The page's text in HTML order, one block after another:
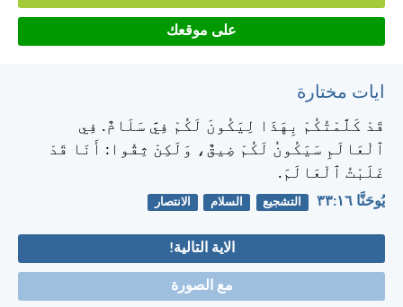
على موقعك
ايات مختارة
قَدْ كَلَّمْتُكُمْ بِهَذَا لِيَكُونَ لَكُمْ فِيَّ سَلَامٌ. فِي
ٱلْعَالَمِ سَيَكُونُ لَكُمْ ضِيقٌ، وَلَكِنْ ثِقُوا: أَنَا قَدْ
غَلَبْتُ ٱلْعَالَمَ.
يُوحَنَّا ١٦:‏٣٣ التشجيع السلام الانتصار
الاية التالية!
مع الصورة